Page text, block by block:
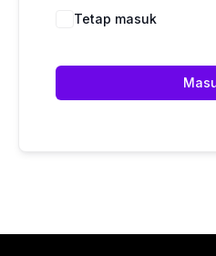
Tetap masuk